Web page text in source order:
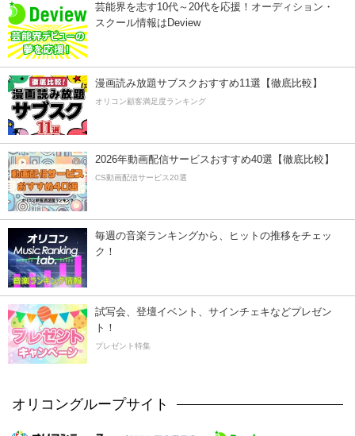
芸能界を志す10代～20代を応援！オーディション・
スクール情報はDeview
漫画読み放題サブスクおすすめ11選【徹底比較】
オリコン顧客満足度ランキング
2026年動画配信サービスおすすめ40選【徹底比較】
CS動画配信サービス20選
毎週の音楽ランキングから、ヒットの推移をチェッ
ク！
試写会、登壇イベント、サインチェキなどプレゼン
ト！
プレゼント特集
オリコングループサイト